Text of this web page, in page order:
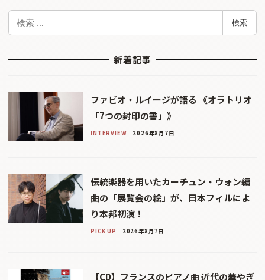
検
検索
新着記事
ファビオ・ルイージが語る 《オラトリオ
「7つの封印の書」》
INTERVIEW 2026年8月7日
伝統楽器を用いたカーチュン・ウォン編
曲の「展覧会の絵」が、日本フィルによ
り本邦初演！
PICK UP 2026年8月7日
【CD】フランスのピアノ曲 近代の華やぎ